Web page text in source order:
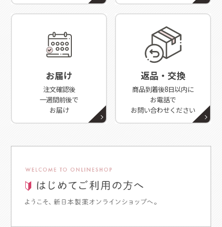
お届け
注文確認後
一週間前後で
お届け
返品・交換
商品到着後8日以内に
お電話で
お問い合わせください